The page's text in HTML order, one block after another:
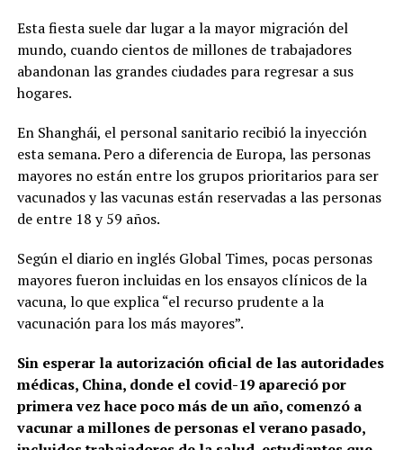
Esta fiesta suele dar lugar a la mayor migración del
mundo, cuando cientos de millones de trabajadores
abandonan las grandes ciudades para regresar a sus
hogares.
En Shanghái, el personal sanitario recibió la inyección
esta semana. Pero a diferencia de Europa, las personas
mayores no están entre los grupos prioritarios para ser
vacunados y las vacunas están reservadas a las personas
de entre 18 y 59 años.
Según el diario en inglés Global Times, pocas personas
mayores fueron incluidas en los ensayos clínicos de la
vacuna, lo que explica “el recurso prudente a la
vacunación para los más mayores”.
Sin esperar la autorización oficial de las autoridades
médicas, China, donde el covid-19 apareció por
primera vez hace poco más de un año, comenzó a
vacunar a millones de personas el verano pasado,